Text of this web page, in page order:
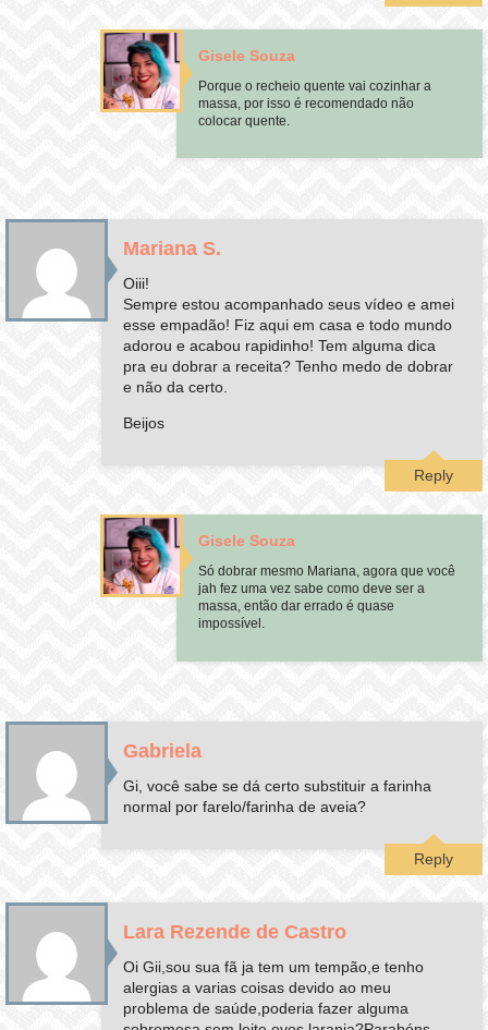
Gisele Souza
Porque o recheio quente vai cozinhar a
massa, por isso é recomendado não
colocar quente.
Mariana S.
Oiii!
Sempre estou acompanhado seus vídeo e amei
esse empadão! Fiz aqui em casa e todo mundo
adorou e acabou rapidinho! Tem alguma dica
pra eu dobrar a receita? Tenho medo de dobrar
e não da certo.
Beijos
Reply
Gisele Souza
Só dobrar mesmo Mariana, agora que você
jah fez uma vez sabe como deve ser a
massa, então dar errado é quase
impossível.
Gabriela
Gi, você sabe se dá certo substituir a farinha
normal por farelo/farinha de aveia?
Reply
Lara Rezende de Castro
Oi Gii,sou sua fã ja tem um tempão,e tenho
alergias a varias coisas devido ao meu
problema de saúde,poderia fazer alguma